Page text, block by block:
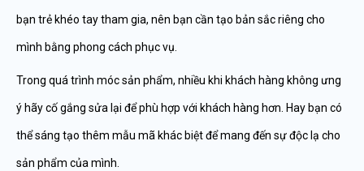
bạn trẻ khéo tay tham gia, nên bạn cần tạo bản sắc riêng cho
mình bằng phong cách phục vụ.
Trong quá trình móc sản phẩm, nhiều khi khách hàng không ưng
ý hãy cố gắng sửa lại để phù hợp với khách hàng hơn. Hay bạn có
thể sáng tạo thêm mẫu mã khác biệt để mang đến sự độc lạ cho
sản phẩm của mình.